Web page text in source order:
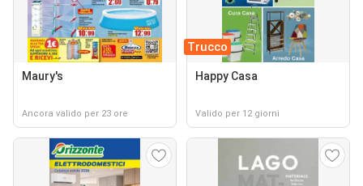
Maury's
Ancora valido per 23 ore
Trucco
Happy Casa
Valido per 12 giorni